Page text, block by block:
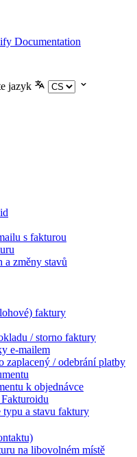
Documentation
jazyk
s fakturou
a změny stavů
faktury
/ storno faktury
e-mailem
zaplacený / odebrání platby
k objednávce
a stavu faktury
na libovolném místě